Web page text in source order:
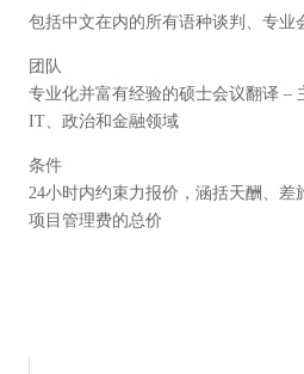
包括中文在内的所有语种谈判、专业
团队
专业化并富有经验的硕士会议翻译 –
IT、政治和金融领域
条件
24小时内约束力报价，涵括天酬、差
项目管理费的总价